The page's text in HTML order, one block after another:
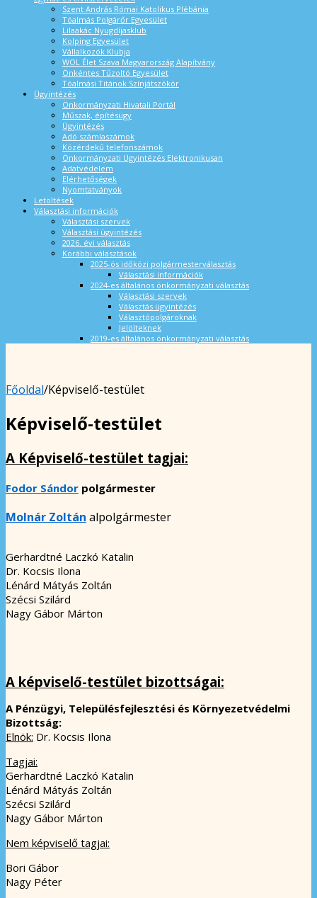
Szent András Római Katolikus Plébánia
Tóalmás Polgárőr Egyesület
Lilaakác Nyugdíjasklub
Kolping Egyesület
Vállalkozók Klubja
WOL Élet Szava Magyarország Alapítvány
Önkéntes Tűzoltó Egyesület
Tóalmási Titánok Színjátszókör
Ügyintézés
Önkormányzati Hivatali Portál
Műszak, építésügy
Ügyintézés
Adó számlaszámok
Közérdekű telefonszámok
Önkormányzati Ügyintézés Elektronikusan
Adatvédelem
Elérhetőségek
Nyomtatványok
Letöltések
Választási információk
Választási szervek
Választási ügyintézés
2026. évi választás
Korábbi választások
2025-ös időközi polgármesterválasztás
Választási információk
2024-es általános önkormányzati választás
Választási szervek
Választás ügyintézés
Választópolgároknak
Jelölteknek
2019-es általános önkormányzati választás
Főoldal/Képviselő-testület
Képviselő-testület
A Képviselő-testület tagjai:
Fodor Sándor polgármester
Molnár Zoltán alpolgármester
Gerhardtné Laczkó Katalin
Dr. Kocsis Ilona
Lénárd Mátyás Zoltán
Szécsi Szilárd
Nagy Gábor Márton
A képviselő-testület bizottságai:
A Pénzügyi, Településfejlesztési és Környezetvédelmi
Bizottság:
Elnök: Dr. Kocsis Ilona
Tagjai:
Gerhardtné Laczkó Katalin
Lénárd Mátyás Zoltán
Szécsi Szilárd
Nagy Gábor Márton
Nem képviselő tagjai:
Bori Gábor
Nagy Péter